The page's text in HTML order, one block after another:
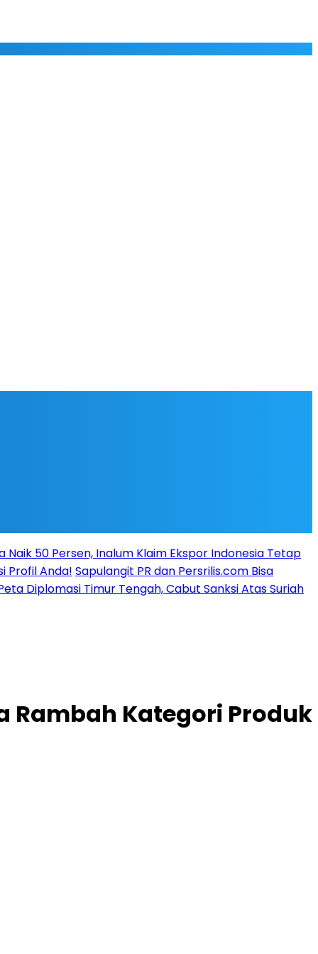
Naik 50 Persen, Inalum Klaim Ekspor Indonesia Tetap
Profil Anda! Sapulangit PR dan Persrilis.com Bisa
Diplomasi Timur Tengah, Cabut Sanksi Atas Suriah
Rambah Kategori Produk